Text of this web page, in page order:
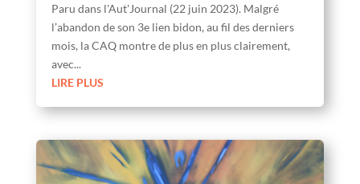
Paru dans l'Aut'Journal (22 juin 2023). Malgré
l’abandon de son 3e lien bidon, au fil des derniers
mois, la CAQ montre de plus en plus clairement,
avec...
LIRE PLUS